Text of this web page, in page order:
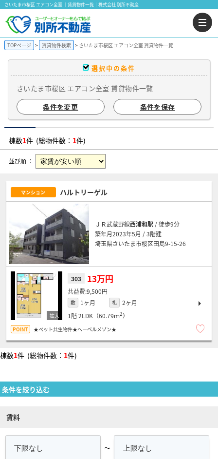
さいたま市桜区 エアコン全室 ｜賃貸物件一覧｜株式会社 別所不動産
TOPページ 賃貸物件検索 さいたま市桜区 エアコン全室 賃貸物件一覧
選択中の条件
さいたま市桜区 エアコン全室 賃貸物件一覧
条件を変更
条件を保存
棟数1件 (総物件数： 1件)
並び順 ：
マンション ハルトリーゲル
ＪＲ武蔵野線西浦和駅 / 徒歩9分
築年月2023年5月 / 3階建
埼玉県さいたま市桜区田島9-15-26
303 13万円
9,500円
敷 1ヶ月 礼
2ヶ月
1階2LDK（60.79ｍ2）
★ペット共生物件★へーベルメゾン★
棟数1件 (総物件数： 1件)
条件を絞り込む
賃料
～